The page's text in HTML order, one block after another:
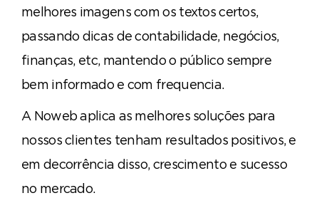
melhores imagens com os textos certos,
passando dicas de contabilidade, negócios,
finanças, etc, mantendo o público sempre
bem informado e com frequencia.
A Noweb aplica as melhores soluções para
nossos clientes tenham resultados positivos, e
em decorrência disso, crescimento e sucesso
no mercado.